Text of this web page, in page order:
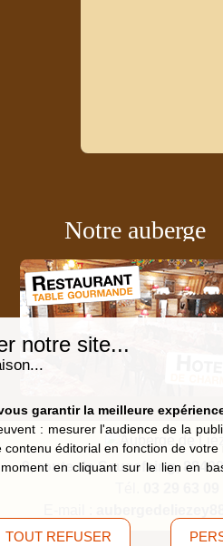
notre site...
garantir la meilleure
: mesurer l'audience de la
éditorial en fonction de votre
en cliquant sur le lien en
TOUT REFUSER
Notre auberge
9, route de Saucefaing,